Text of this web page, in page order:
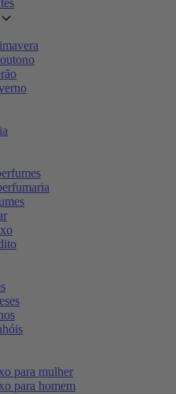
para mulher
para homem